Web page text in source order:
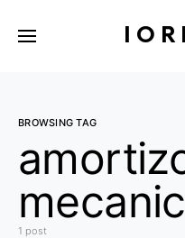
BROWSING TAG
1 post